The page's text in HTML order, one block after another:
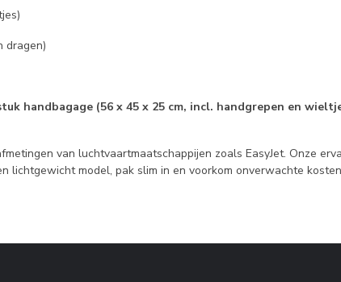
dragen)
handbagage (56 x 45 x 25 cm, incl. handgrepen en
van luchtvaartmaatschappijen zoals EasyJet. Onze
model, pak slim in en voorkom onverwachte